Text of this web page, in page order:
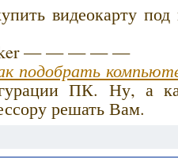
видеокарту под
— — — — —
подобрать
ПК. Ну, а
решать Вам.